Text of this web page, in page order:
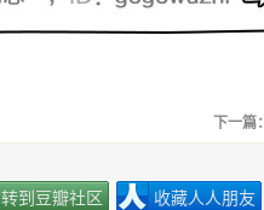
下一篇：
转到豆瓣社区 收藏人人朋友